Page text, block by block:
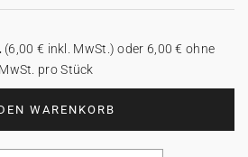
WARENKORB
(6,00 € inkl. MwSt.) oder 6,00 € ohne
MwSt. pro Stück